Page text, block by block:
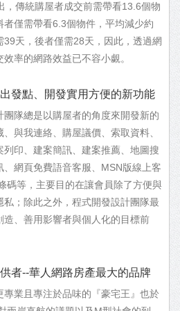
，傳統購屋者成交前需帶看13.6個物
僅需帶看6.3個物件，平均減少約
天，後者僅需28天，因此，透過網
率的網路效益已不容小覷。
發點、開發實用方便的新功能
團隊總是以購屋者的角度來開發新的
與我連絡、購屋議價、索取資料、
印、建案簡訊、建案推薦、地圖搜
網頁免費語音客服、MSN版線上客
碼等，主要目的在讓會員除了方便與
；除此之外，程式開發設計團隊最
、善用影響者與個人化的目標前
者--華人網路房產最大的品牌
專業且專注於品味的『豪宅王』也於